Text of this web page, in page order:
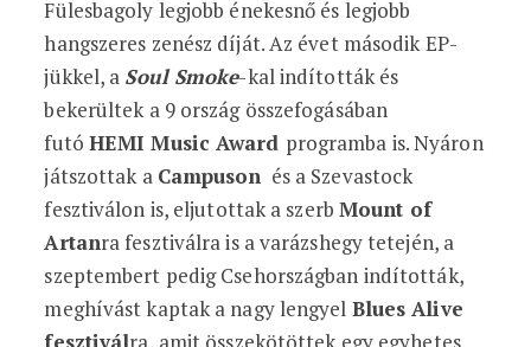
Fülesbagoly legjobb énekesnő és legjobb
hangszeres zenész díját. Az évet második EP-
jükkel, a Soul Smoke-kal indították és
bekerültek a 9 ország összefogásában
futó HEMI Music Award programba is. Nyáron
játszottak a Campuson és a Szevastock
fesztiválon is, eljutottak a szerb Mount of
Artanra fesztiválra is a varázshegy tetején, a
szeptembert pedig Csehországban indították,
meghívást kaptak a nagy lengyel Blues Alive